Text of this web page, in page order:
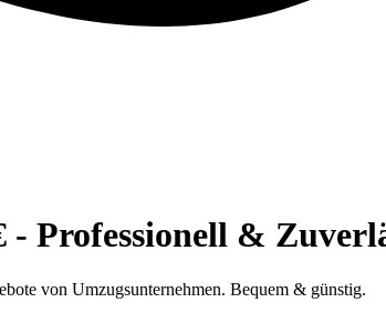
- Professionell &
von Umzugsunternehmen. Bequem & günstig.